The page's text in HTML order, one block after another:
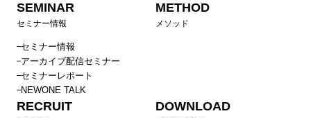
SEMINAR
セミナー情報
セミナー情報
アーカイブ配信セミナー
セミナーレポート
NEWONE TALK
METHOD
メソッド
RECRUIT DOWNLOAD